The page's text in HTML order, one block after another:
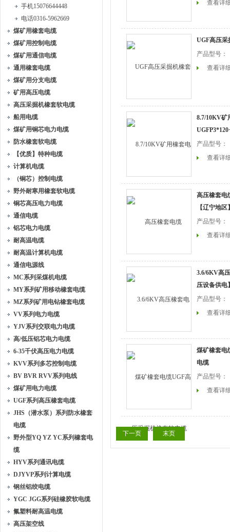
手机15076644448
电话0316-5962669
煤矿用橡套电缆
煤矿用控制电缆
煤矿用通信电缆
通用橡套电缆
煤矿用分支电缆
矿用高压电缆
高压采掘机橡套软电缆
船用电缆
煤矿用铜芯电力电缆
防水橡套软电缆
【优质】特种电缆
计算机电缆
（铜芯）控制电缆
野外耐寒用橡套软电缆
铜芯高压电力电缆
通信电缆
铝芯电力电缆
耐高温电缆
耐高温计算机电缆
通信电源线
MC系列采煤机电缆
MY系列矿用移动橡套电缆
MZ系列矿用电钻橡套电缆
VV系列电力电缆
YJV系列交联电力电缆
高/低压铝芯电力电缆
6-35千伏高压电力电缆
KVV系列多芯控制电缆
BV BVR RVV系列电线
煤矿用电力电缆
UGF系列高压橡套电缆
JHS（潜水泵）系列防水橡套
电缆
野外型YQ YZ YC系列橡套电
缆
HYV系列通讯电缆
DJYVP系列计算电缆
钢丝铝绞电缆
YGC JGG系列硅橡胶软电缆
氟塑料耐高温电缆
高压架空线
查看详
UGF高压采
产品型号：
查看详
8.7/10KV矿
产品型号：
查看详
高压橡套电
【辽宁地区
产品型号：
查看详
3.6/6KV高
压设备供电
产品型号：
查看详
煤矿橡套电
电缆
产品型号：
查看详
下一页 末页